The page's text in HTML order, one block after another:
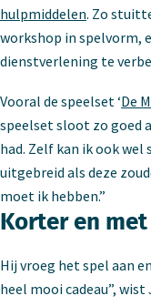
hulpmiddelen. Zo
workshop in spelvorm,
dienstverlening te
Vooral de speelset ‘De
speelset sloot zo goed
had. Zelf kan ik ook
uitgebreid als deze
moet ik hebben.”
Korter en
Hij vroeg het spel aan
heel mooi cadeau”,